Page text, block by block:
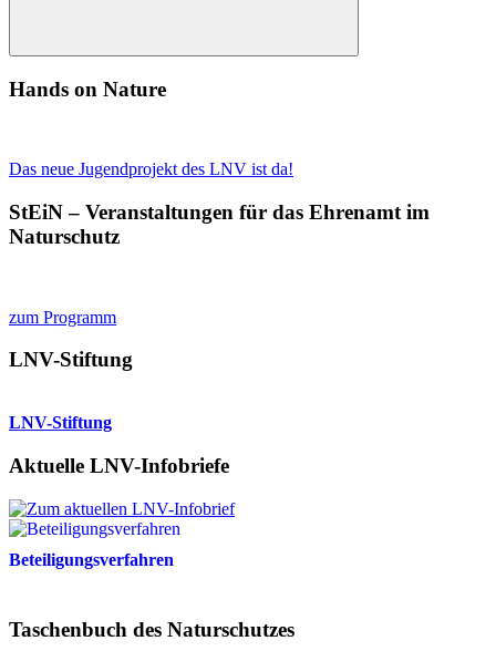
Suchen
Hands on Nature
Das neue Jugendprojekt des LNV ist da!
StEiN – Veranstaltungen für das Ehrenamt im
Naturschutz
zum Programm
LNV-Stiftung
LNV-Stiftung
Aktuelle LNV-Infobriefe
Beteiligungsverfahren
Taschenbuch des Naturschutzes